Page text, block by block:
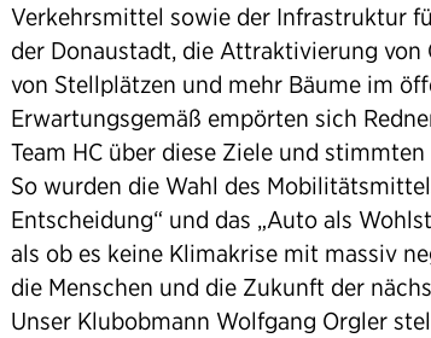
Verkehrsmittel sowie der Infrastruktur
der Donaustadt, die Attraktivierung von
von Stellplätzen und mehr Bäume im
Erwartungsgemäß empörten sich
Team HC über diese Ziele und
So wurden die Wahl des
Entscheidung“ und das „Auto als
als ob es keine Klimakrise mit massiv
die Menschen und die Zukunft der
Unser Klubobmann Wolfgang Orgler